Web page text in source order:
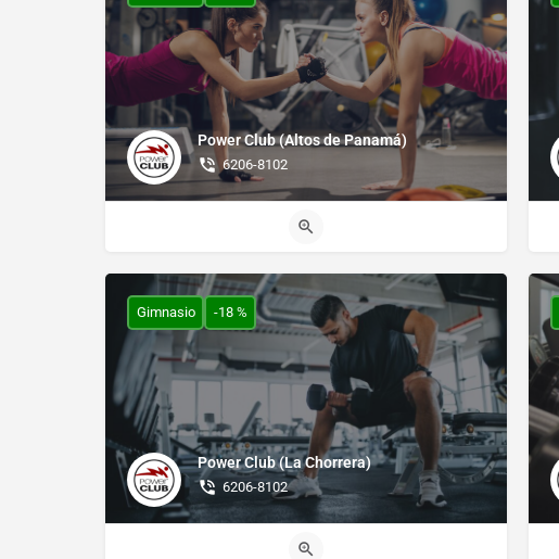
Power Club (Altos de Panamá)
6206-8102
Power Club (La Chorrera)
6206-8102
Gimnasio -18 %